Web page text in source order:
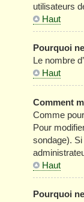
utilisateurs
Haut
Pourquoi
Le nombre
Haut
Comment
Comme
Pour
sondage).
Haut
Pourquoi